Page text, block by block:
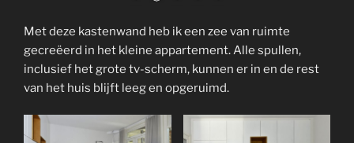
Met deze kastenwand heb ik een zee van ruimte
gecreëerd in het kleine appartement. Alle spullen,
inclusief het grote tv-scherm, kunnen er in en de rest
van het huis blijft leeg en opgeruimd.